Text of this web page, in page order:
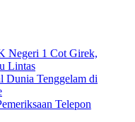
Negeri 1 Cot Girek,
Lintas
Dunia Tenggelam di
Telepon